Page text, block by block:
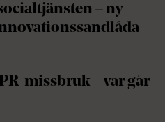
– ny
missbruk – var går